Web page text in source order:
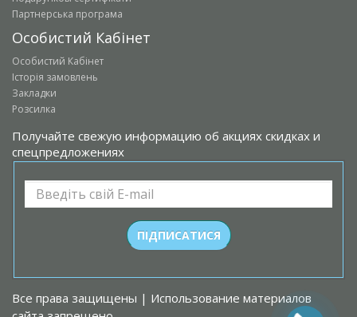
Партнерська програма
Особистий Кабінет
Особистий Кабінет
Історія замовлень
Закладки
Розсилка
Получайте свежую информацию об акциях скидках и
спецпредложениях
Все права защищены | Использование материалов